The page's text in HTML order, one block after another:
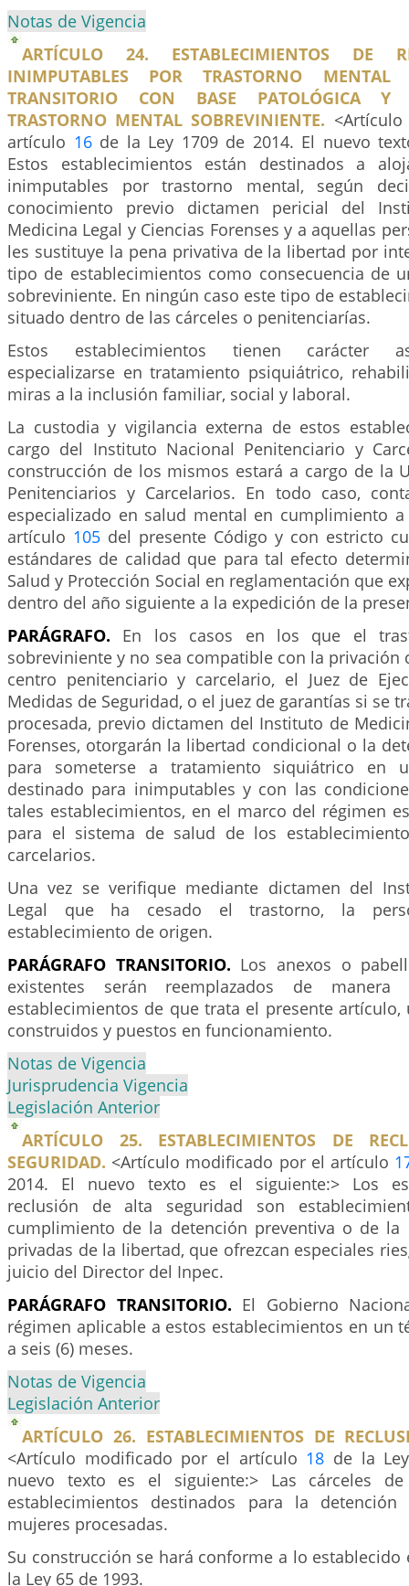
Notas de Vigencia
ARTÍCULO 24. ESTABLECIMIENTOS DE
INIMPUTABLES POR TRASTORNO MENTAL
TRANSITORIO CON BASE PATOLÓGICA Y
TRASTORNO MENTAL SOBREVINIENTE.
artículo 16de la Ley 1709 de 2014. El nuevo
Estos establecimientos están destinados a
inimputables por trastorno mental, según
conocimiento previo dictamen pericial del
Medicina Legal y Ciencias Forenses y a aquellas
les sustituye la pena privativa de la libertad por
tipo de establecimientos como consecuencia de
sobreviniente. En ningún caso este tipo de
situado dentro de las cárceles o penitenciarías.
Estos establecimientos tienen carácter
especializarse en tratamiento psiquiátrico,
miras a la inclusión familiar, social y laboral.
La custodia y vigilancia externa de estos
cargo del Instituto Nacional Penitenciario y
construcción de los mismos estará a cargo de la
Penitenciarios y Carcelarios. En todo caso,
especializado en salud mental en cumplimiento
artículo 105 del presente Código y con estricto
estándares de calidad que para tal efecto
Salud y Protección Social en reglamentación que
dentro del año siguiente a la expedición de la
PARÁGRAFO. En los casos en los que el
sobreviniente y no sea compatible con la privación
centro penitenciario y carcelario, el Juez de
Medidas de Seguridad, o el juez de garantías si se
procesada, previo dictamen del Instituto de
Forenses, otorgarán la libertad condicional o la
para someterse a tratamiento siquiátrico en
destinado para inimputables y con las
tales establecimientos, en el marco del régimen
para el sistema de salud de los
carcelarios.
Una vez se verifique mediante dictamen del
Legal que ha cesado el trastorno, la
establecimiento de origen.
PARÁGRAFO TRANSITORIO. Los anexos o
existentes serán reemplazados de
establecimientos de que trata el presente artículo,
construidos y puestos en funcionamiento.
Notas de Vigencia
Jurisprudencia Vigencia
Legislación Anterior
ARTÍCULO 25. ESTABLECIMIENTOS DE
SEGURIDAD. <Artículo modificado por el artículo
2014. El nuevo texto es el siguiente:> Los
reclusión de alta seguridad son
cumplimiento de la detención preventiva o de la
privadas de la libertad, que ofrezcan especiales
juicio del Director del Inpec.
PARÁGRAFO TRANSITORIO. El Gobierno
régimen aplicable a estos establecimientos en un
a seis (6) meses.
Notas de Vigencia
Legislación Anterior
ARTÍCULO 26. ESTABLECIMIENTOS DE
<Artículo modificado por el artículo 18 de la
nuevo texto es el siguiente:> Las cárceles
establecimientos destinados para la
mujeres procesadas.
Su construcción se hará conforme a lo
la Ley 65 de 1993.